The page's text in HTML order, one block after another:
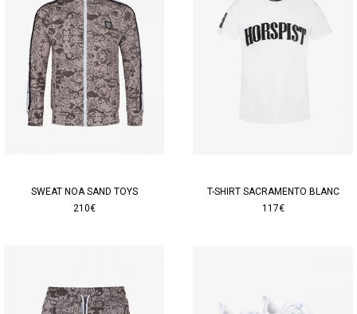
SWEAT NOA SAND TOYS
210€
T-SHIRT SACRAMENTO BLANC
117€